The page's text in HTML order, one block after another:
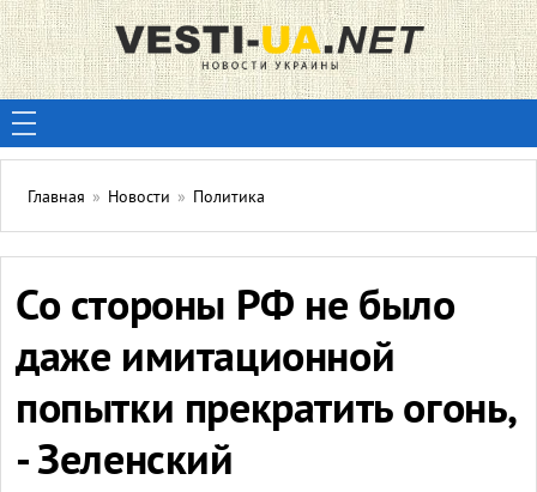
Главная » Новости » Политика
Со стороны РФ не было
даже имитационной
попытки прекратить огонь,
- Зеленский